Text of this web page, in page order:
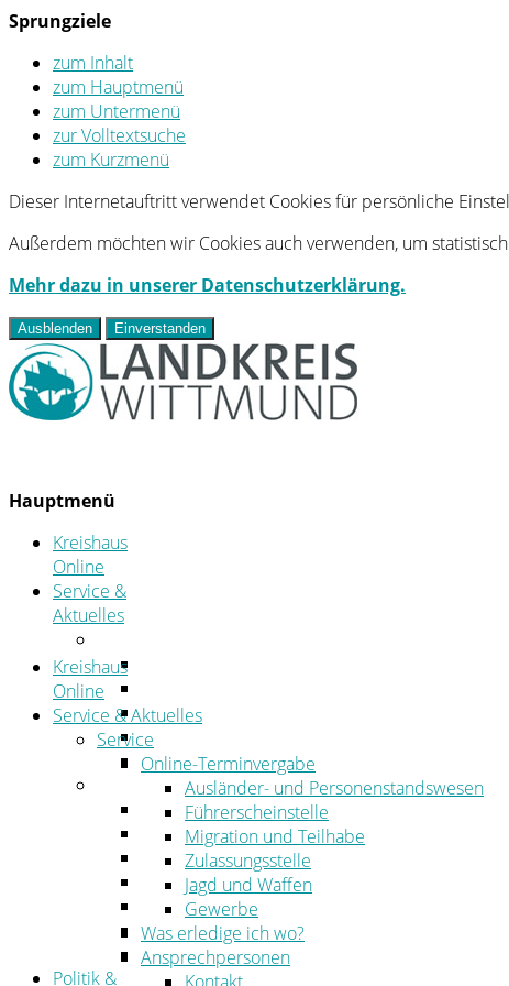
Sprungziele
zum Inhalt
zum Hauptmenü
zum Untermenü
zur Volltextsuche
zum Kurzmenü
Dieser Internetauftritt verwendet Cookies für persönliche
Außerdem möchten wir Cookies auch verwenden, um
Mehr dazu in unserer Datenschutzerklärung.
Ausblenden Einverstanden
Hauptmenü
Kreishaus
Online
Service &
Aktuelles
Ansprechpersonen
Formulare
Öffnungszeiten
Aktuelles
Stellenangebote
Azubiportal
Pressemitteilungen
Bekanntmachungen & öffentliche Zustellungen
Kehrbezirksausschreibungen
Amtsblatt
Öffentliche Ausschreibungen
Politik &
Kreishaus
Online
Service & Aktuelles
Service
Online-Terminvergabe
Ausländer- und Personenstandswesen
Führerscheinstelle
Migration und Teilhabe
Zulassungsstelle
Jagd und Waffen
Gewerbe
Was erledige ich wo?
Ansprechpersonen